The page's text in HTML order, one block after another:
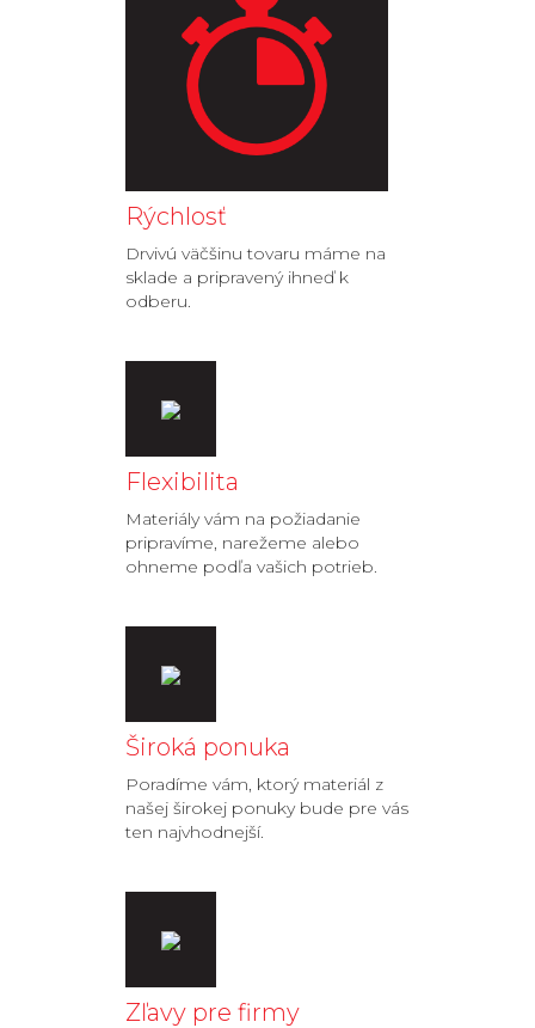
Rýchlosť
Drvivú väčšinu tovaru máme na
sklade a pripravený ihneď k
odberu.
Flexibilita
Materiály vám na požiadanie
pripravíme, narežeme alebo
ohneme podľa vašich potrieb.
Široká ponuka
Poradíme vám, ktorý materiál z
našej širokej ponuky bude pre vás
ten najvhodnejší.
Zľavy pre firmy